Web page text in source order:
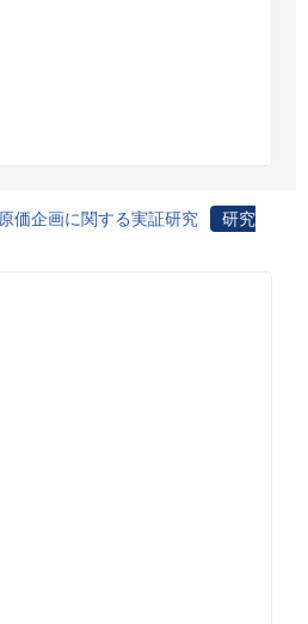
価企画に関する実証研究
研究